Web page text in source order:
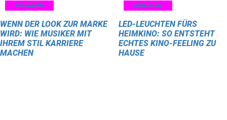
MAGAZIN
WENN DER LOOK ZUR MARKE
WIRD: WIE MUSIKER MIT
IHREM STIL KARRIERE
MACHEN
MAGAZIN
LED-LEUCHTEN FÜRS
HEIMKINO: SO ENTSTEHT
ECHTES KINO-FEELING ZU
HAUSE